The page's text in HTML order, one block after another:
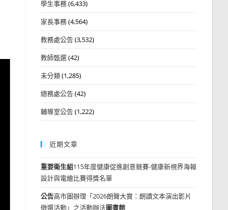
學生事務(6,433)
家長事務(4,564)
教務處公告(3,532)
教師甄選(42)
未分類(1,285)
總務處公告(42)
輔導室公告(1,222)
近期文章
重要衛生組115年度健康促進創意競賽-健康新視界海報
設計與電繪比賽得獎名單
公告高市圖辦理「2026朗聲大賞：朗讀文本演出影片
徵選活動」之活動辦法圖書館